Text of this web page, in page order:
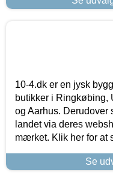
10-4.dk er en jysk
butikker i Ringkøbing,
og Aarhus.
landet via deres
mærket. Klik her for at
Se